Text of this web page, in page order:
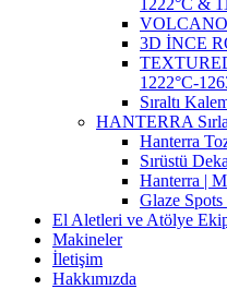
1222°C &
VOLCANO
3D İNCE
1222°C-
Sıraltı
HANTERRA
Hanterra
Sırüstü
Hanterra |
Glaze Spots
El Aletleri ve Atölye
Makineler
İletişim
Hakkımızda